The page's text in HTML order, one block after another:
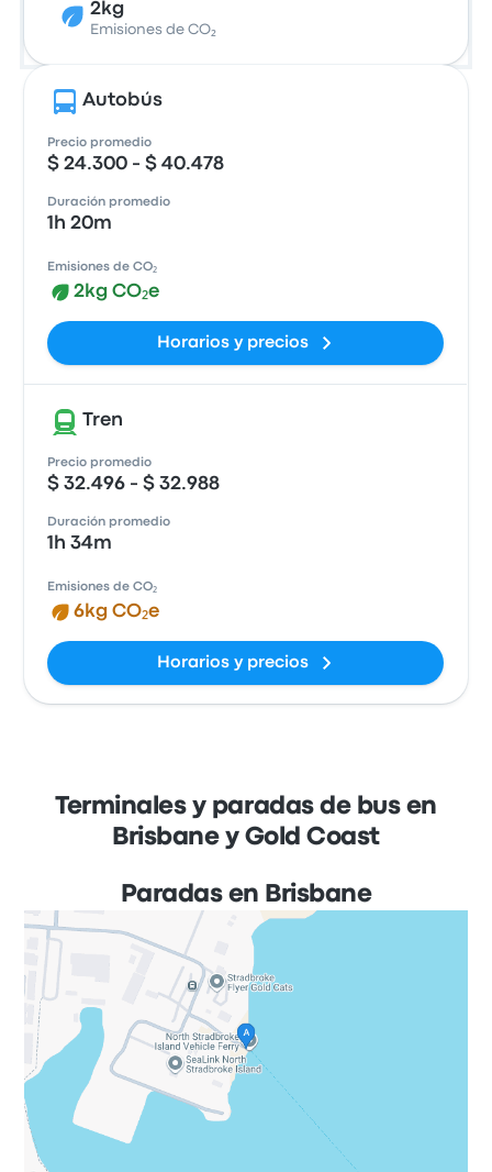
2kg
Emisiones de CO₂
Autobús
Precio promedio
$ 24.300 - $ 40.478
Duración promedio
1h 20m
Emisiones de CO₂
2kg CO₂e
Horarios y precios
Tren
Precio promedio
$ 32.496 - $ 32.988
Duración promedio
1h 34m
Emisiones de CO₂
6kg CO₂e
Horarios y precios
Terminales y paradas de bus en
Brisbane y Gold Coast
Paradas en Brisbane